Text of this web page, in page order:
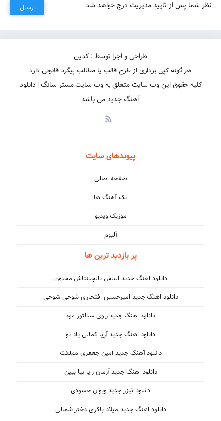
نظر شما پس از تایید مدیریت درج خواهد شد ارسال
طراحی و اجرا توسط : کدین
هر گونه کپی برداری از طرح قالب یا مطالب پیگرد قانونی دارد
کلیه حقوق این وب سایت متعلق به وب سایت مستر سانگ | دانلود
آهنگ جدید می باشد
پیوندهای سایت
صفحه اصلی
تک آهنگ ها
موزیک ویدیو
آلبوم
پر بازدید ترین ها
دانلود اهنگ جدید الیاس یالچینتاش مجنون
دانلود اهنگ جدید امیرحسین افتخاری شوخی شوخی
دانلود اهنگ جدید راوی سناتور مود
دانلود اهنگ جدید آریا کمالی یاد تو
دانلود آهنگ جدید امین جعفری مملکت
دانلود اهنگ جدید آرمان رایا بیا ببین
دانلود تیزر جدید ویوان حسودی
دانلود اهنگ جدید میلاد باکری دختر شمالی